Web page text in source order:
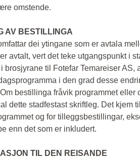
omstende.
AV BESTILLINGA
dei ytingane som er avtala
avtalt, vert det teke utgangspunkt i
brosjyrane til Fotefar Temareiser
i den grad desse
bestillinga fråvik programmet
dette stadfestast skriftleg. Det
og for tilleggsbestillingar,
enn det som er inkludert.
TIL DEN REISANDE